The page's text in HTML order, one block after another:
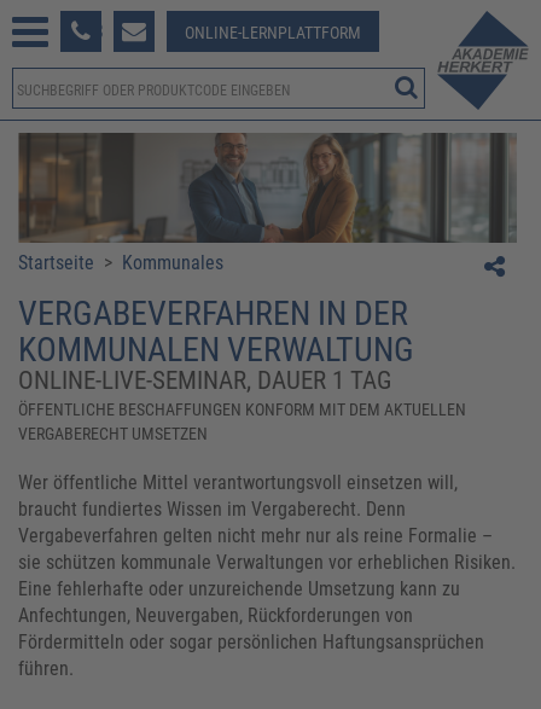
381-123 ONLINE-LERNPLATTFORM
Startseite > Kommunales
​​VERGABEVERFAHREN IN DER
KOMMUNALEN VERWALTUNG​
ONLINE-LIVE-SEMINAR, DAUER 1 TAG
​​ÖFFENTLICHE BESCHAFFUNGEN KONFORM MIT DEM AKTUELLEN
VERGABERECHT UMSETZEN​
Wer öffentliche Mittel verantwortungsvoll einsetzen will,
braucht fundiertes Wissen im Vergaberecht. Denn
Vergabeverfahren gelten nicht mehr nur als reine Formalie –
sie schützen kommunale Verwaltungen vor erheblichen Risiken.
Eine fehlerhafte oder unzureichende Umsetzung kann zu
Anfechtungen, Neuvergaben, Rückforderungen von
Fördermitteln oder sogar persönlichen Haftungsansprüchen
führen.